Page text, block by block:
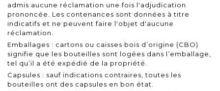
admis aucune réclamation une fois l'adjudication
prononcée. Les contenances sont données à titre
indicatifs et ne peuvent faire l'objet d'aucune
réclamation.
Emballages : cartons ou caisses bois d’origine (CBO)
signifie que les bouteilles sont logées dans l’emballage,
tel qu’il a été expédié de la propriété.
Capsules : sauf indications contraires, toutes les
bouteilles ont des capsules en bon état.